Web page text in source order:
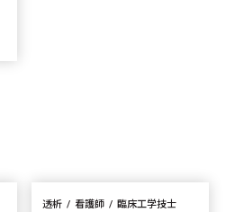
透析 看護師 臨床工学技士